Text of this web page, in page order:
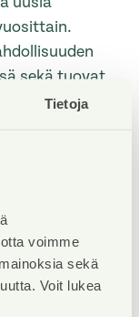
Tietoja
voimme
sekä
Voit lukea
sekä tuovat
suoraan
tavoitteena
arvokasta
jatkossa